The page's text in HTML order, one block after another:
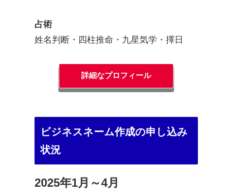
占術
姓名判断・四柱推命・九星気学・擇日
詳細なプロフィール
ビジネスネーム作成の申し込み
状況
2025年1月～4月